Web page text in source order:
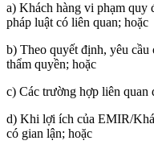
a) Khách hàng vi phạm quy
pháp luật có liên quan; hoặc
b) Theo quyết định, yêu cầu
thẩm quyền; hoặc
c) Các trường hợp liên quan
d) Khi lợi ích của EMIR/
có gian lận; hoặc